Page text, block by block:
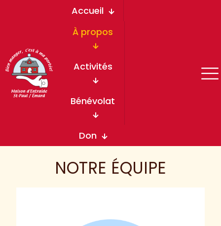
Accueil
À propos
Activités
Bénévolat
Don
NOTRE ÉQUIPE